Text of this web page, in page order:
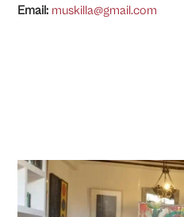
Email: muskilla@gmail.com